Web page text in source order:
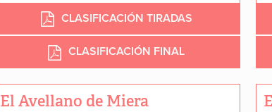
CLASIFICACIÓN TIRADAS
CLASIFICACIÓN FINAL
El Avellano de Miera